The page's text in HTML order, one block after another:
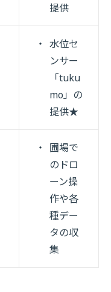
提供
水位セ
ンサー
「tuku
mo」の
提供★
圃場で
のドロ
ーン操
作や各
種デー
タの収
集